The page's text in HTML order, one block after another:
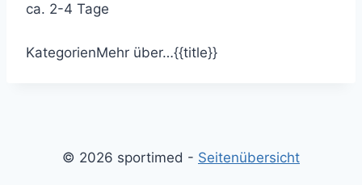
ca. 2-4 Tage
KategorienMehr über…{{title}}
© 2026 sportimed - Seitenübersicht